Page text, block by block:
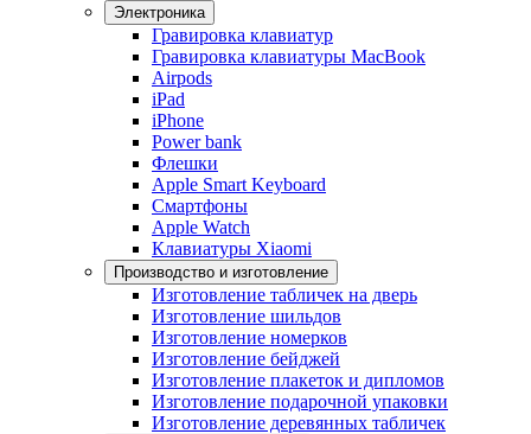
Электроника
Гравировка клавиатур
Гравировка клавиатуры MacBook
Airpods
iPad
iPhone
Power bank
Флешки
Apple Smart Keyboard
Смартфоны
Apple Watch
Клавиатуры Xiaomi
Производство и изготовление
Изготовление табличек на дверь
Изготовление шильдов
Изготовление номерков
Изготовление бейджей
Изготовление плакеток и дипломов
Изготовление подарочной упаковки
Изготовление деревянных табличек